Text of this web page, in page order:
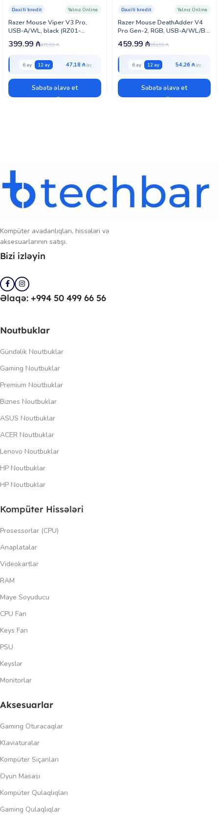
Razer Mouse Viper V3 Pro,
USB-A/WL, black (RZ01-
05120100-R3G1)
Daxili kredit Yalnız Online
479.99₼
399.99 ₼
6 ay 12 ay 47,18 ₼
Səbətə əlavə et
Razer Mouse DeathAdder V4
Pro Gen-2, RGB, USB-A/WL/BT,
white (RZ01-05330200-R3G1)
Daxili kredit Yalnız Online
551.99₼
459.99 ₼
6 ay 12 ay 54,26 ₼
Səbətə əlavə et
Kompüter avadanlıqları, hissələri və
aksesuarlarının satışı.
Bizi izləyin
Əlaqə: +994 50 499 66 56
Noutbuklar
Gündəlik Noutbuklar
Gaming Noutbuklar
Premium Noutbuklar
Biznes Noutbuklar
ASUS Noutbuklar
ACER Noutbuklar
Lenovo Noutbuklar
HP Noutbuklar
HP Noutbuklar
Kompüter Hissələri
Prosessorlar (CPU)
Anaplatalar
Videokartlar
RAM
Maye Soyuducu
CPU Fan
Keys Fan
PSU
Keyslər
Monitorlar
Aksesuarlar
Gaming Oturacaqlar
Klaviaturalar
Kompüter Siçanları
Oyun Masası
Kompüter Qulaqlıqları
Gaming Qulaqlıqlar